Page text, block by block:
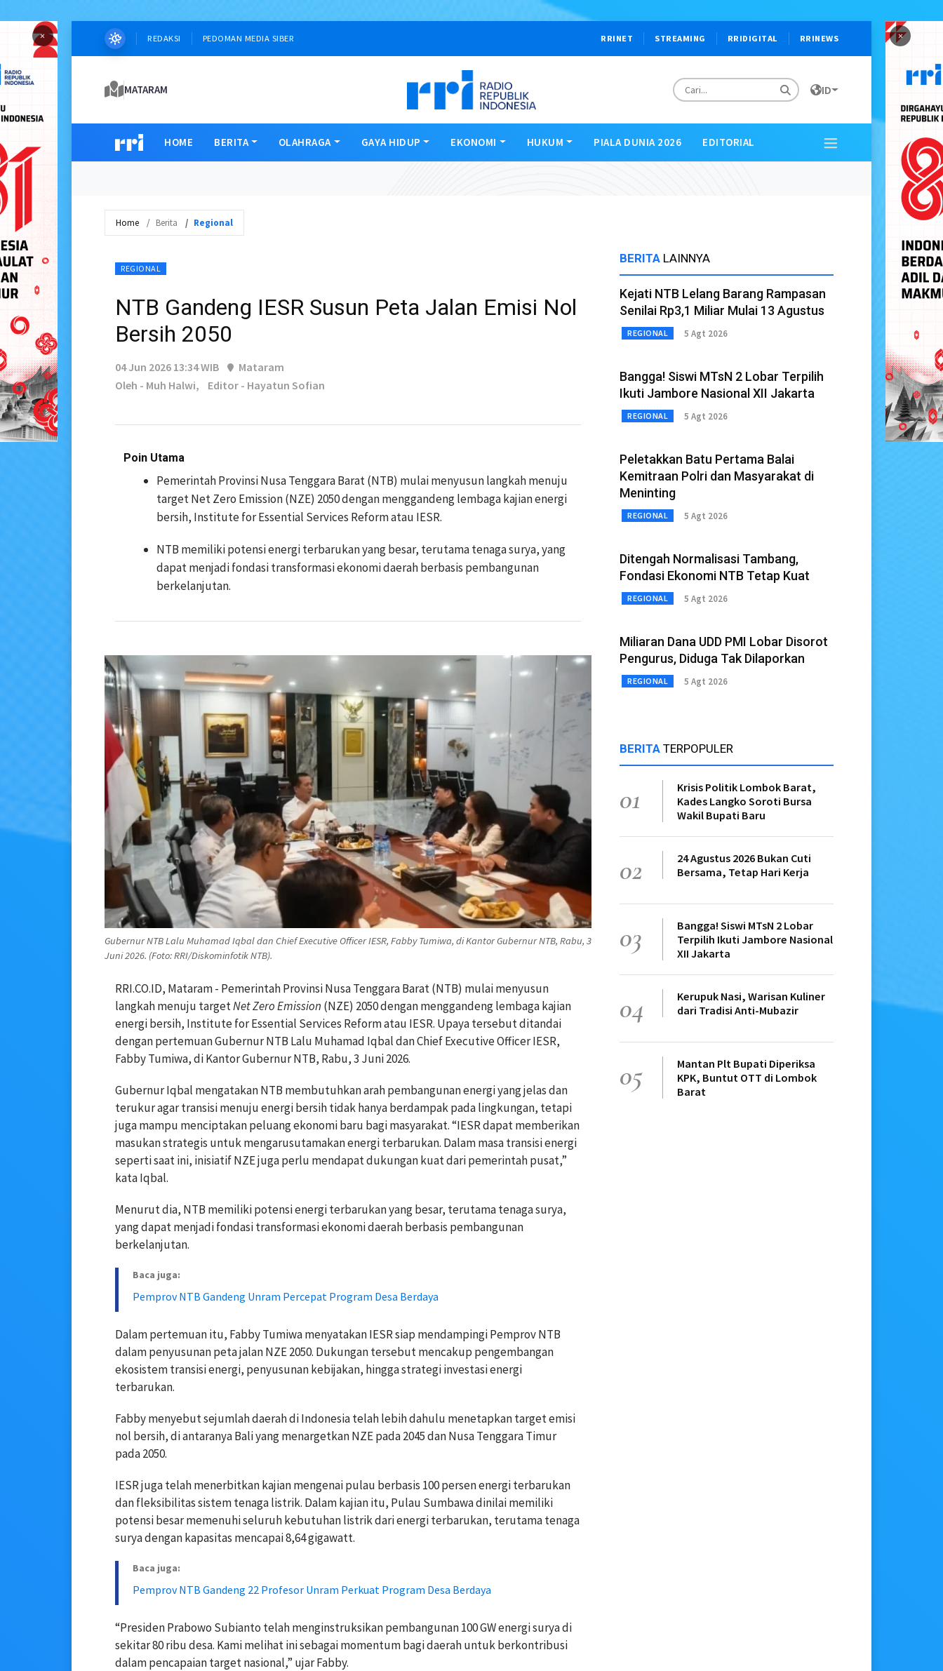
× ×
REDAKSI PEDOMAN MEDIA SIBER RRINET STREAMING RRIDIGITAL RRINEWS
MATARAM ID
HOME BERITA OLAHRAGA GAYA HIDUP EKONOMI HUKUM PIALA DUNIA 2026 EDITORIAL
Home Berita Regional
REGIONAL
NTB Gandeng IESR Susun Peta Jalan Emisi Nol
Bersih 2050
04 Jun 2026 13:34 WIB
Mataram
Oleh - Muh Halwi,
Editor - Hayatun Sofian
Poin Utama
Pemerintah Provinsi Nusa Tenggara Barat (NTB) mulai menyusun langkah menuju
target Net Zero Emission (NZE) 2050 dengan menggandeng lembaga kajian energi
bersih, Institute for Essential Services Reform atau IESR.
NTB memiliki potensi energi terbarukan yang besar, terutama tenaga surya, yang
dapat menjadi fondasi transformasi ekonomi daerah berbasis pembangunan
berkelanjutan.
Gubernur NTB Lalu Muhamad Iqbal dan Chief Executive Officer IESR, Fabby Tumiwa, di Kantor Gubernur NTB, Rabu, 3
Juni 2026. (Foto: RRI/Diskominfotik NTB).
RRI.CO.ID, Mataram - Pemerintah Provinsi Nusa Tenggara Barat (NTB) mulai menyusun
langkah menuju targetNet Zero Emission (NZE) 2050 dengan menggandeng lembaga kajian
energi bersih, Institute for Essential Services Reformatau IESR. Upaya tersebut ditandai
dengan pertemuan Gubernur NTB Lalu Muhamad Iqbal dan Chief Executive Officer IESR,
Fabby Tumiwa, di Kantor Gubernur NTB, Rabu, 3 Juni 2026.
Gubernur Iqbal mengatakan NTB membutuhkan arah pembangunan energi yang jelas dan
terukur agar transisi menuju energi bersih tidak hanya berdampak pada lingkungan, tetapi
juga mampu menciptakan peluang ekonomi baru bagi masyarakat. “IESR dapat memberikan
masukan strategis untuk mengarusutamakan energi terbarukan. Dalam masa transisi energi
seperti saat ini, inisiatif NZE juga perlu mendapat dukungan kuat dari pemerintah pusat,”
kata Iqbal.
Menurut dia, NTB memiliki potensi energi terbarukan yang besar, terutama tenaga surya,
yang dapat menjadi fondasi transformasi ekonomi daerah berbasis pembangunan
berkelanjutan.
Baca juga:
Pemprov NTB Gandeng Unram Percepat Program Desa Berdaya
Dalam pertemuan itu, Fabby Tumiwa menyatakan IESR siap mendampingi Pemprov NTB
dalam penyusunan peta jalan NZE 2050. Dukungan tersebut mencakup pengembangan
ekosistem transisi energi, penyusunan kebijakan, hingga strategi investasi energi
terbarukan.
Fabby menyebut sejumlah daerah di Indonesia telah lebih dahulu menetapkan target emisi
nol bersih, di antaranya Bali yang menargetkan NZE pada 2045 dan Nusa Tenggara Timur
pada 2050.
IESR juga telah menerbitkan kajian mengenai pulau berbasis 100 persen energi terbarukan
dan fleksibilitas sistem tenaga listrik. Dalam kajian itu, Pulau Sumbawa dinilai memiliki
potensi besar memenuhi seluruh kebutuhan listrik dari energi terbarukan, terutama tenaga
surya dengan kapasitas mencapai 8,64 gigawatt.
Baca juga:
Pemprov NTB Gandeng 22 Profesor Unram Perkuat Program Desa Berdaya
“PresidenPrabowo Subianto telah menginstruksikan pembangunan 100 GW energi surya di
sekitar 80 ribu desa. Kami melihat ini sebagai momentum bagi daerah untuk berkontribusi
dalam pencapaian target nasional,” ujar Fabby.
BERITA LAINNYA
Kejati NTB Lelang Barang Rampasan
Senilai Rp3,1 Miliar Mulai 13 Agustus
REGIONAL 5 Agt 2026
Bangga! Siswi MTsN 2 Lobar Terpilih
Ikuti Jambore Nasional XII Jakarta
REGIONAL 5 Agt 2026
Peletakkan Batu Pertama Balai
Kemitraan Polri dan Masyarakat di
Meninting
REGIONAL 5 Agt 2026
Ditengah Normalisasi Tambang,
Fondasi Ekonomi NTB Tetap Kuat
REGIONAL 5 Agt 2026
Miliaran Dana UDD PMI Lobar Disorot
Pengurus, Diduga Tak Dilaporkan
REGIONAL 5 Agt 2026
BERITA TERPOPULER
01
Krisis Politik Lombok Barat,
Kades Langko Soroti Bursa
Wakil Bupati Baru
02
24 Agustus 2026 Bukan Cuti
Bersama, Tetap Hari Kerja
03
Bangga! Siswi MTsN 2 Lobar
Terpilih Ikuti Jambore Nasional
XII Jakarta
04
Kerupuk Nasi, Warisan Kuliner
dari Tradisi Anti-Mubazir
05
Mantan Plt Bupati Diperiksa
KPK, Buntut OTT di Lombok
Barat